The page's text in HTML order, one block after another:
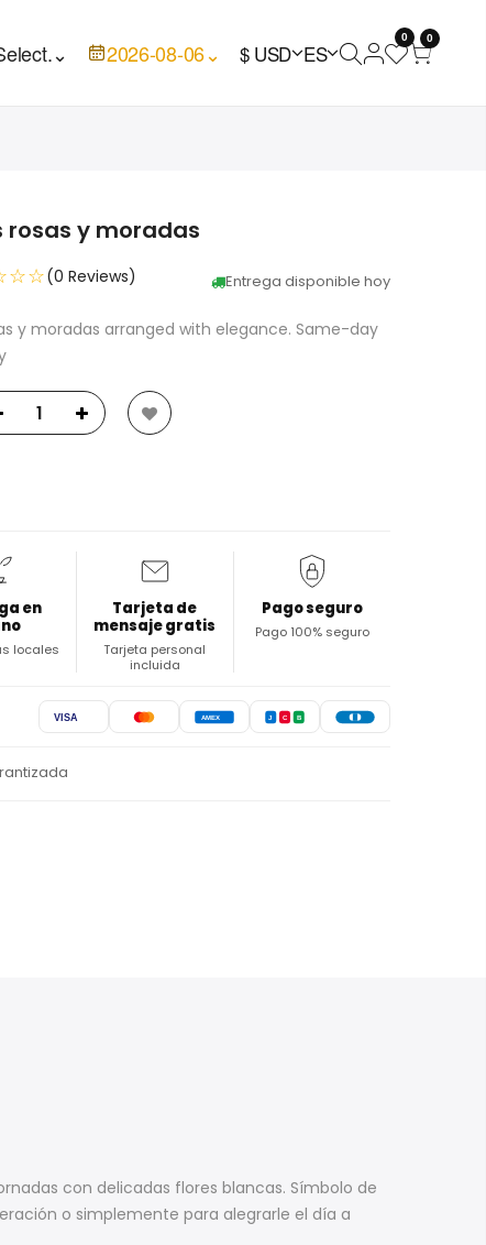
⌄ 2026-08-06⌄ $ USD ES
0 0
y moradas
Entrega disponible hoy
(0 Reviews)
y moradas arranged with elegance. Same-day
en
locales
Tarjeta de
mensaje gratis
Tarjeta personal
incluida
Pago seguro
Pago 100% seguro
VISA AMEX J C B
con delicadas flores blancas. Símbolo de
o simplemente para alegrarle el día a